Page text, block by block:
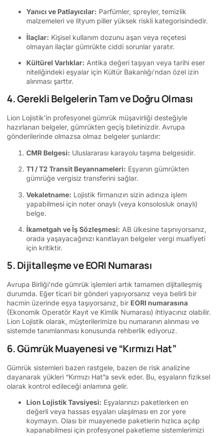
Yanıcı ve Patlayıcılar: Parfümler, spreyler, temizlik
malzemeleri ve lityum piller yüksek riskli kategorisindedir.
İlaçlar: Kişisel kullanım dozunu aşan veya reçetesi
olmayan ilaçlar gümrükte ciddi sorunlar yaratır.
Kültürel Varlıklar: Antika değeri taşıyan veya tarihi eser
niteliğindeki eşyalar için Kültür Bakanlığı’ndan özel izin
alınması şarttır.
4. Gerekli Belgelerin Tam ve Doğru Olması
Lion Lojistik’in profesyonel gümrük müşavirliği desteğiyle
hazırlanan belgeler, gümrükten geçiş biletinizdir. Avrupa
gönderilerinde olmazsa olmaz belgeler şunlardır:
CMR Belgesi: Uluslararası karayolu taşıma belgesidir.
T1 / T2 Transit Beyannameleri: Eşyanın gümrükten
gümrüğe vergisiz transferini sağlar.
Vekaletname: Lojistik firmanızın sizin adınıza işlem
yapabilmesi için noter onaylı (veya konsolosluk onaylı)
belge.
İkametgah ve İş Sözleşmesi: AB ülkesine taşınıyorsanız,
orada yaşayacağınızı kanıtlayan belgeler vergi muafiyeti
için kritiktir.
5. Dijitalleşme ve EORI Numarası
Avrupa Birliği’nde gümrük işlemleri artık tamamen dijitalleşmiş
durumda. Eğer ticari bir gönderi yapıyorsanız veya belirli bir
hacmin üzerinde eşya taşıyorsanız, bir EORI numarasına
(Ekonomik Operatör Kayıt ve Kimlik Numarası) ihtiyacınız olabilir.
Lion Lojistik olarak, müşterilerimize bu numaranın alınması ve
sistemde tanımlanması konusunda rehberlik ediyoruz.
6. Gümrük Muayenesi ve “Kırmızı Hat”
Gümrük sistemleri bazen rastgele, bazen de risk analizine
dayanarak yükleri “Kırmızı Hat”a sevk eder. Bu, eşyaların fiziksel
olarak kontrol edileceği anlamına gelir.
Lion Lojistik Tavsiyesi: Eşyalarınızı paketlerken en
değerli veya hassas eşyaları ulaşılması en zor yere
koymayın. Olası bir muayenede paketlerin hızlıca açılıp
kapanabilmesi için profesyonel paketleme sistemlerimizi